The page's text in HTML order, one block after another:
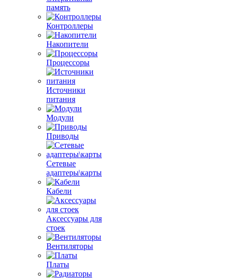
память
Контроллеры
Накопители
Процессоры
Источники
питания
Модули
Приводы
Сетевые
адаптеры\карты
Кабели
Аксессуары для
стоек
Вентиляторы
Платы